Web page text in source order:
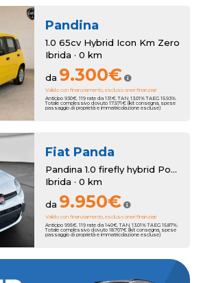
Pandina
1.0 65cv Hybrid Icon Km Zero
Ibrida · 0 km
da 9.300€
Valido con finanziamento, escluso oneri finanziari
Anticipo 930€. 119 rate da 131€. TAN 13.01% TAEG 15.93%.
Totale complessivo dovuto 17.571€ (kit consegna, spese
passaggio di proprietà e immatricolazione escluse)
Fiat Panda
Pandina 1.0 firefly hybrid Pop s&s 70cv
Ibrida · 0 km
da 9.950€
Valido con finanziamento, escluso oneri finanziari
Anticipo 995€. 119 rate da 140€. TAN 13.01% TAEG 15.87%.
Totale complessivo dovuto 18.707€ (kit consegna, spese
passaggio di proprietà e immatricolazione escluse)